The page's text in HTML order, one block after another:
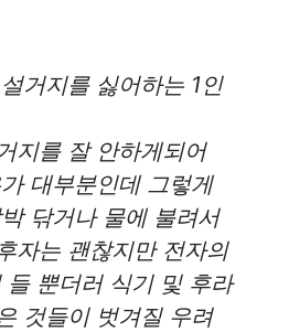
거지를 싫어하는 1인
지를 잘 안하게되어
대부분인데 그렇게
닦거나 물에 불려서
자는 괜찮지만 전자의
들 뿐더러 식기 및 후라
것들이 벗겨질 우려